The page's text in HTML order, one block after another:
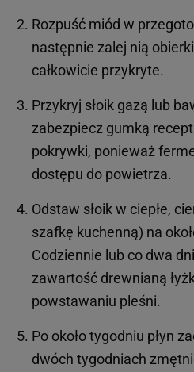
Rozpuść miód w
następnie zalej nią
całkowicie przykryte.
Przykryj słoik gazą lub
zabezpiecz gumką
pokrywki, ponieważ
dostępu do powietrza.
Odstaw słoik w ciepłe,
szafkę kuchenną) na
Codziennie lub co dwa
zawartość drewnianą
powstawaniu pleśni.
Po około tygodniu płyn
dwóch tygodniach